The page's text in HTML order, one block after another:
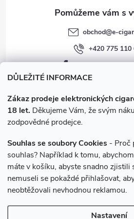
DŮLEŽITÉ INFORMACE
Zákaz prodeje elektronických
18 let. Děkujeme Vám, že svým
zodpovědné prodejce.
Souhlas se soubory Cookies - Proč
souhlas? Například k tomu,
máte v košíku, abyste snadno zjistili
nemuseli se pokaždé přihlašovat,
neobtěžovali nevhodnou reklamou.
Nastavení
p
i
s
u
obchod@e-
+420 775 110
facebook.com/e-
Instagram
e-cigarety.cz. Všechna